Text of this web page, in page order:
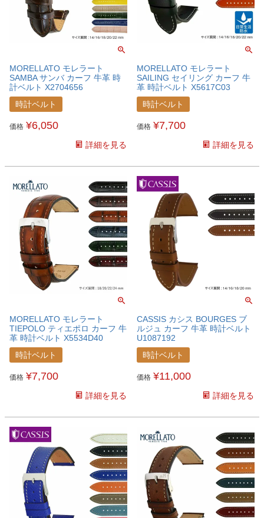
MORELLATO モレラート
SAMBA サンバ カーフ 牛革 時
計ベルト X2704656
時計ベルト
価格 ¥6,050
詳細を見る
MORELLATO モレラート
SAILING セイリング カーフ 牛
革 時計ベルト X5617C03
時計ベルト
価格 ¥7,700
詳細を見る
MORELLATO モレラート
TIEPOLO ティエポロ カーフ 牛
革 時計ベルト X5534D40
時計ベルト
価格 ¥7,700
詳細を見る
CASSIS カシス BOURGES ブ
ルジュ カーフ 牛革 時計ベルト
U1087192
時計ベルト
価格 ¥11,000
詳細を見る